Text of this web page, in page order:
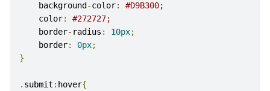
    background
-color:
#D9B300;
    color
:
#272727;
    border
- radius : 10px;
    border
: 0px;
}
. submit : hover{